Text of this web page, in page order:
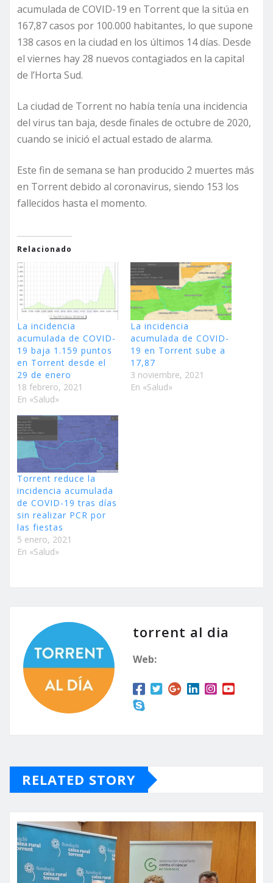
acumulada de COVID-19 en Torrent que la sitúa en
167,87 casos por 100.000 habitantes, lo que supone
138 casos en la ciudad en los últimos 14 días. Desde
el viernes hay 28 nuevos contagiados en la capital
de l’Horta Sud.
La ciudad de Torrent no había tenía una incidencia
del virus tan baja, desde finales de octubre de 2020,
cuando se inició el actual estado de alarma.
Este fin de semana se han producido 2 muertes más
en Torrent debido al coronavirus, siendo 153 los
fallecidos hasta el momento.
Relacionado
La incidencia
acumulada de COVID-
19 baja 1.159 puntos
en Torrent desde el
29 de enero
18 febrero, 2021
En «Salud»
La incidencia
acumulada de COVID-
19 en Torrent sube a
17,87
3 noviembre, 2021
En «Salud»
Torrent reduce la
incidencia acumulada
de COVID-19 tras días
sin realizar PCR por
las fiestas
5 enero, 2021
En «Salud»
torrent al dia
Web:
RELATED STORY